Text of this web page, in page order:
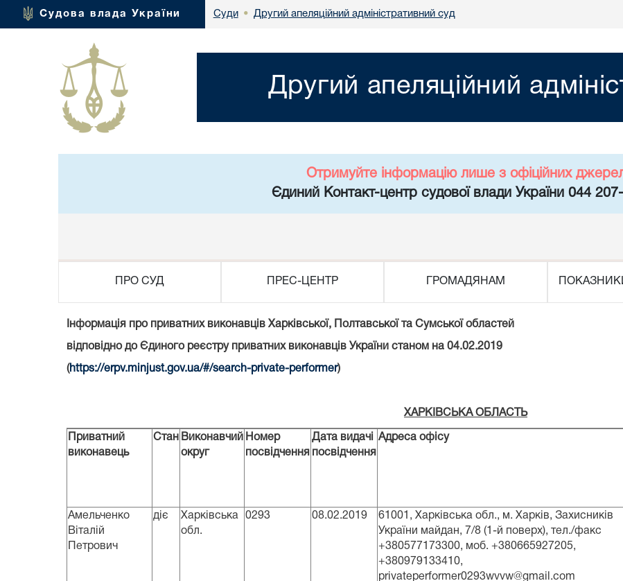
Судова влада України Суди • Другий апеляційний адміністративний суд
Другий апеляційний
Отримуйте інформацію лише з офіційних
Єдиний Контакт-центр судової влади України 044
ПРО СУД ПРЕС-ЦЕНТР ГРОМАДЯНАМ
Інформація про приватних виконавців Харківської, Полтавської та Сумської областей
відповідно до Єдиного реєстру приватних виконавців України станом на 04.02.2019
( https://erpv.minjust.gov.ua/#/search-private-performer)
ХАРКІВСЬКА ОБЛАСТЬ
Приватний
виконавець
Стан Виконавчий
округ
Номер
посвідчення
Дата видачі
посвідчення
Адреса офісу
Амельченко
Віталій
Петрович
діє
Харківська
обл.
0293 08.02.2019
61001, Харківська обл., м. Харків, Захисників
України майдан, 7/8 (1-й поверх), тел./факс
+380577173300, моб. +380665927205,
+380979133410,
privateperformer0293wvvw@gmail.com